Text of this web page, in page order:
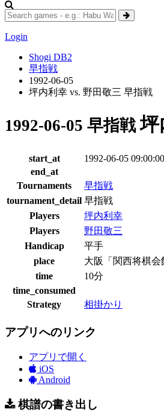
Login
Shogi DB2
早指戦
1992-06-05
坪内利幸 vs. 野田敬三 早指戦
1992-06-05 早指戦坪
start_at
1992-06-05 09:00:00
end_at
Tournaments
早指戦
tournament_detail 早指戦
Players
坪内利幸
Players
野田敬三
Handicap
平手
place
大阪「関西将棋会
time
10分
time_consumed
Strategy
相掛かり
アプリへのリンク
アプリで開く
iOS
Android
棋譜の書き出し